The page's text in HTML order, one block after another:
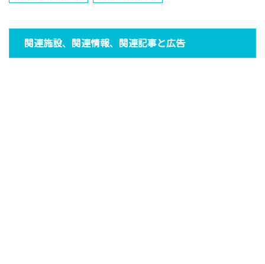
関連施設、関連情報、関連記事と広告